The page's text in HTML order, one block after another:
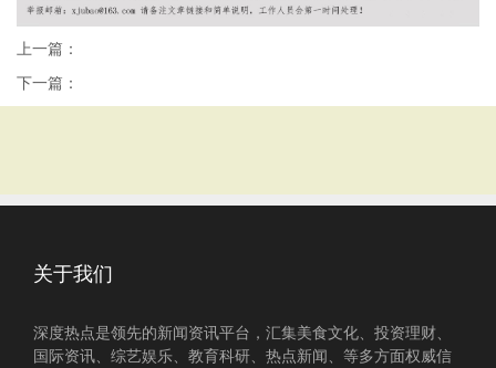
上一篇：
下一篇：
关于我们
深度热点是领先的新闻资讯平台，汇集美食文化、投资理财、
国际资讯、综艺娱乐、教育科研、热点新闻、等多方面权威信